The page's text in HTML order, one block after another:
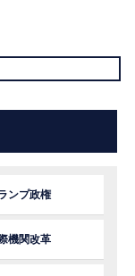
ンプ政権
機関改革